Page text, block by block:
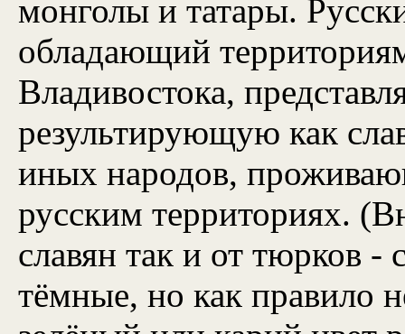
монголы и татары.
обладающий
Владивостока,
результирующую как
иных народов,
русским территориях.
славян так и от тюрков -
тёмные, но как правило